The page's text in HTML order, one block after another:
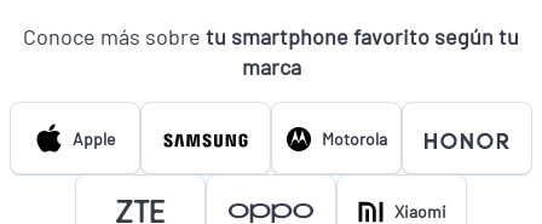
Conoce más sobre tu smartphone favorito según tu
marca
Apple Motorola
Xiaomi